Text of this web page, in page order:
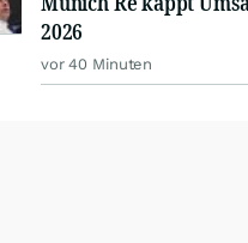
2026
vor 40 Minuten